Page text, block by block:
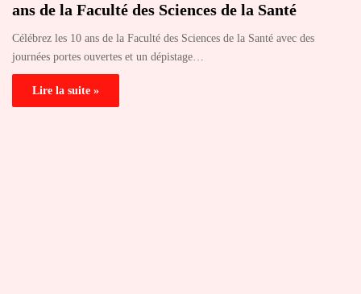
ans de la Faculté des Sciences de la Santé
Célébrez les 10 ans de la Faculté des Sciences de la Santé avec des
journées portes ouvertes et un dépistage…
Lire la suite »